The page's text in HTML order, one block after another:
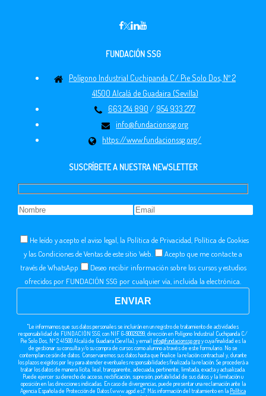
FUNDACIÓN SSG
Polígono Industrial Cuchipanda C/ Pie Solo Dos, Nº 2
41500 Alcalá de Guadaira (Sevilla)
663 214 890 / 954 933 277
info@fundacionssg.org
https://www.fundacionssg.org/
SUSCRÍBETE A NUESTRA NEWSLETTER
He leído y acepto el aviso legal, la Política de Privacidad, Política de Cookies
y las Condiciones de Ventas de este sitio Web.
Acepto que me contacte a
través de WhatsApp
Deseo recibir información sobre los cursos y estudios
ofrecidos por FUNDACIÓN SSG por cualquier vía, incluida la electrónica.
"Le informamos que sus datos personales se incluirán en un registro de tratamiento de actividades
responsabilidad de FUNDACIÓN SSG, con NIF G-90029299, dirección en Polígono Industrial Cuchipanda C/
Pie Solo Dos, Nº 2 41500 Alcalá de Guadaira (Sevilla), y email info@fundacionssg.orgy cuya finalidad es la
de gestionar su consulta y/o su compra de cursos como alumno a través de este formulario. No se
contemplan cesión de datos. Conservaremos sus datos hasta que finalice la relación contractual y, durante
los plazos exigidos por ley para atender eventuales responsabilidades finalizada la relación. Se procederá a
tratar los datos de manera lícita, leal, transparente, adecuada, pertinente, limitada, exacta y actualizada.
Puede ejercer su derecho de acceso, rectificación, supresión, portabilidad de sus datos y la limitación u
oposición en las direcciones indicadas. En caso de divergencias, puede presentar una reclamación ante la
Agencia Española de Protección de Datos (www.agpd.es)". Más información del tratamiento en la Política